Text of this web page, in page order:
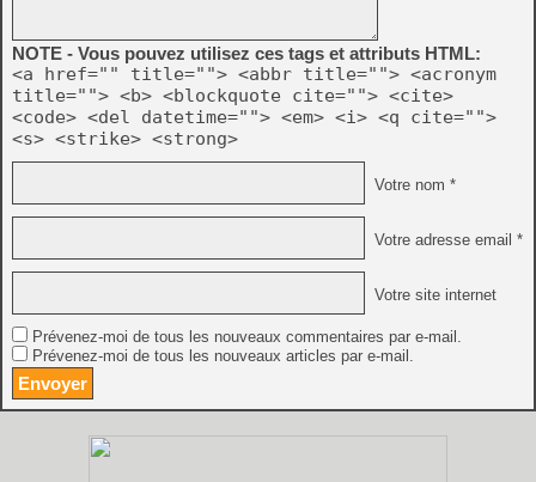
NOTE - Vous pouvez utilisez ces tags et attributs HTML:
<a href="" title=""> <abbr title=""> <acronym
title=""> <b> <blockquote cite=""> <cite>
<code> <del datetime=""> <em> <i> <q cite="">
<s> <strike> <strong>
Votre nom *
Votre adresse email *
Votre site internet
Prévenez-moi de tous les nouveaux commentaires par e-mail.
Prévenez-moi de tous les nouveaux articles par e-mail.